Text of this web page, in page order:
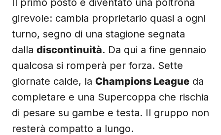
Il primo posto è diventato una poltrona
girevole: cambia proprietario quasi a ogni
turno, segno di una stagione segnata
dalla discontinuità. Da qui a fine gennaio
qualcosa si romperà per forza. Sette
giornate calde, la Champions League da
completare e una Supercoppa che rischia
di pesare su gambe e testa. Il gruppo non
resterà compatto a lungo.